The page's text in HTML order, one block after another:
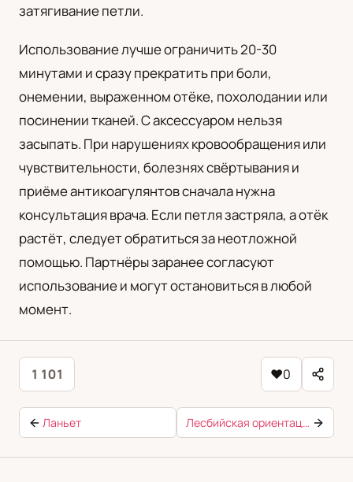
затягивание петли.
Использование лучше ограничить 20-30
минутами и сразу прекратить при боли,
онемении, выраженном отёке, похолодании или
посинении тканей. С аксессуаром нельзя
засыпать. При нарушениях кровообращения или
чувствительности, болезнях свёртывания и
приёме антикоагулянтов сначала нужна
консультация врача. Если петля застряла, а отёк
растёт, следует обратиться за неотложной
помощью. Партнёры заранее согласуют
использование и могут остановиться в любой
момент.
1 101 ♥0
Ланьет Лесбийская ориентация